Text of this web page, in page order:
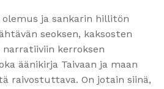
ja sankarin hillitön
seoksen, kaksosten
kerroksen
äänikirja Taivaan ja maan
raivostuttava. On jotain siinä,